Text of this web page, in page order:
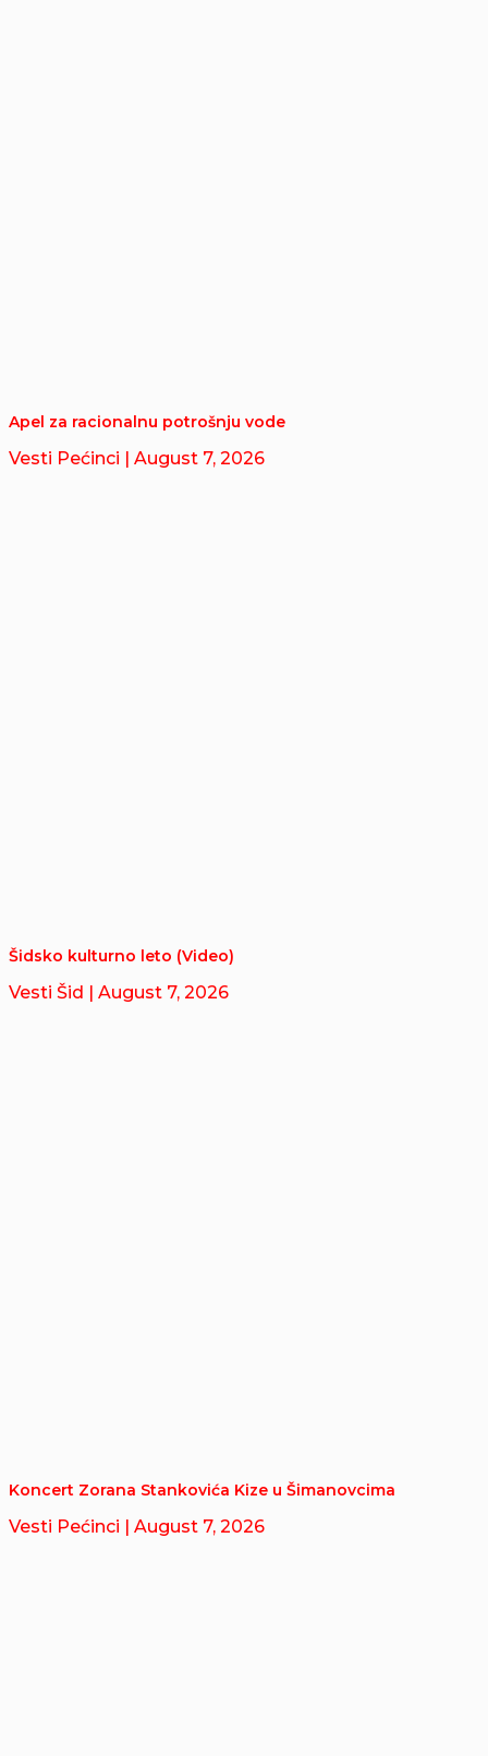
Apel za racionalnu potrošnju vode
Vesti Pećinci | August 7, 2026
Šidsko kulturno leto (Video)
Vesti Šid | August 7, 2026
Koncert Zorana Stankovića Kize u Šimanovcima
Vesti Pećinci | August 7, 2026